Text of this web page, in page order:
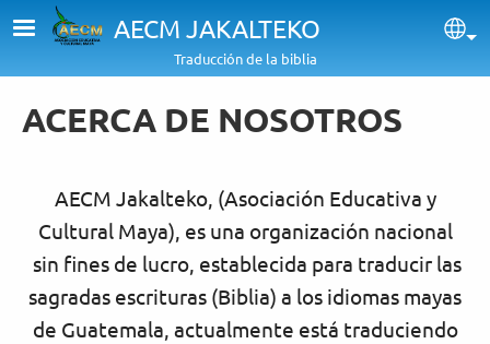
Pasar al contenido principal
AECM JAKALTEKO
Traducción de la biblia
ACERCA DE NOSOTROS
AECM Jakalteko, (Asociación Educativa y
Cultural Maya), es una organización nacional
sin fines de lucro, establecida para traducir las
sagradas escrituras (Biblia) a los idiomas mayas
de Guatemala, actualmente está traduciendo